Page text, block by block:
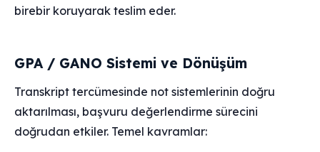
birebir koruyarak teslim eder.
GPA / GANO Sistemi ve Dönüşüm
Transkript tercümesinde not sistemlerinin doğru
aktarılması, başvuru değerlendirme sürecini
doğrudan etkiler. Temel kavramlar: